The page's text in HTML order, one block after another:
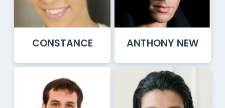
CONSTANCE ANTHONY NEW